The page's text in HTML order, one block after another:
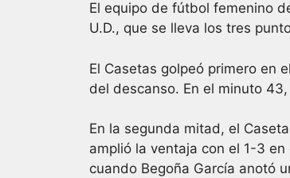
c
e
b
o
o
k
at
A
p
p
k
dI
n
El equipo de fútbol femenino
U.D., que se lleva los tres
El Casetas golpeó primero en
del descanso. En el minuto
En la segunda mitad, el
amplió la ventaja con el 1-3
cuando Begoña García anotó